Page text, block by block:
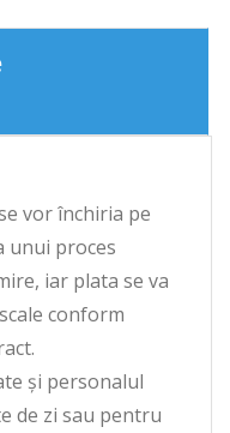
vor închiria pe
unui proces
iar plata se va
conform
și personalul
de zi sau pentru